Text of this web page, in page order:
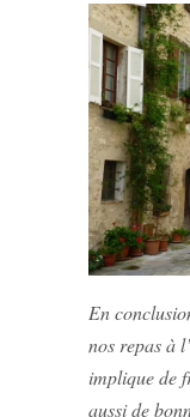
En
nos repas à
implique de
aussi de